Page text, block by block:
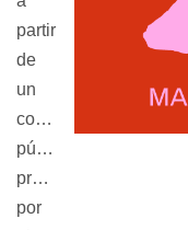
partir
de
un
concruso
público
promovido
por